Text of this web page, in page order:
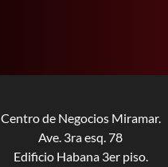
Centro de Negocios Miramar.
Ave. 3ra esq. 78
Edificio Habana 3er piso.